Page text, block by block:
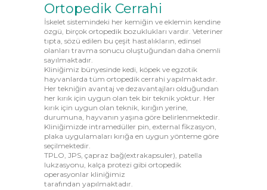
Ortopedik Cerrahi
İskelet sistemindeki her kemiğin ve eklemin kendine
özgü, birçok ortopedik bozuklukları vardır. Veteriner
tıpta, sözü edilen bu çeşit hastalıkların, edinsel
olanları travma sonucu oluştuğundan daha önemli
sayılmaktadır.
Kliniğimiz bünyesinde kedi, köpek ve egzotik
hayvanlarda tüm ortopedik cerrahi yapılmaktadır.
Her tekniğin avantaj ve dezavantajları olduğundan
her kırık için uygun olan tek bir teknik yoktur. Her
kırık için uygun olan teknik, kırığın yerine,
durumuna, hayvanın yaşına göre belirlenmektedir.
Kliniğimizde intramedüller pin, external fikzasyon,
plaka uygulamaları kırığa en uygun yönteme göre
seçilmektedir.
TPLO, JPS, çapraz bağ(extrakapsuler), patella
lukzasyonu, kalça protezi gibi ortopedik
operasyonlar kliniğimiz
tarafından yapılmaktadır.